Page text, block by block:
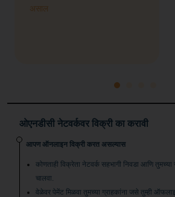
असाल
ओएनडीसी नेटवर्कवर विक्री का करावी
आपण ऑनलाइन विक्री करत असल्यास
कोणताही विक्रेता नेटवर्क सहभागी निवडा आणि तुमच्या
चालवा.
वेळेवर पेमेंट मिळवा तुमच्या ग्राहकांना जसे तुम्ही